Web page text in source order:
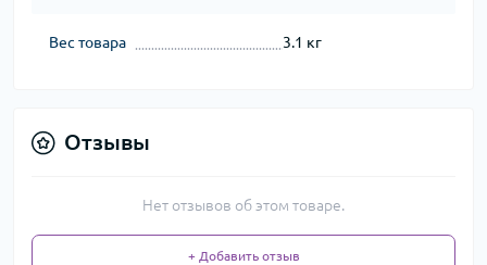
Вес товара 3.1 кг
Отзывы
Нет отзывов об этом товаре.
+ Добавить отзыв